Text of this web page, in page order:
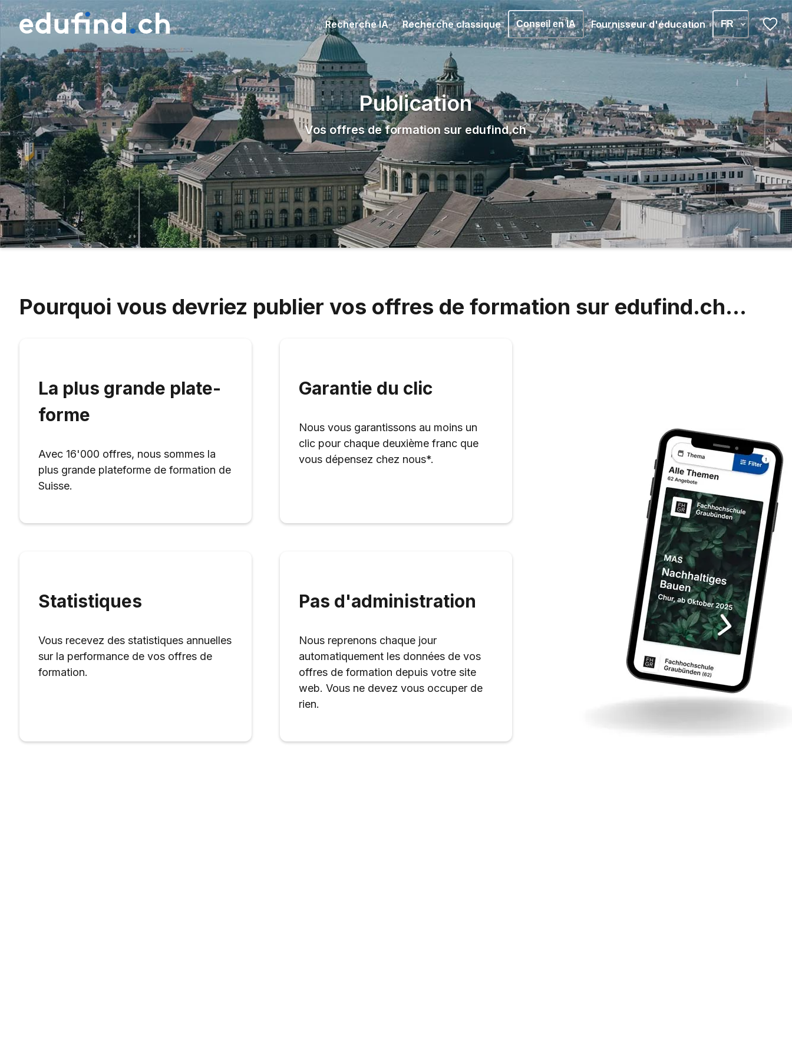
Recherche IA Recherche classique Conseil en IA Fournisseur d'éducation FR
Publication
Vos offres de formation sur edufind.ch
Pourquoi vous devriez publier vos offres de formation sur edufind.ch...
La plus grande plate-
forme
Avec 16'000 offres, nous sommes la
plus grande plateforme de formation de
Suisse.
Garantie du clic
Nous vous garantissons au moins un
clic pour chaque deuxième franc que
vous dépensez chez nous*.
Statistiques
Vous recevez des statistiques annuelles
sur la performance de vos offres de
formation.
Pas d'administration
Nous reprenons chaque jour
automatiquement les données de vos
offres de formation depuis votre site
web. Vous ne devez vous occuper de
rien.